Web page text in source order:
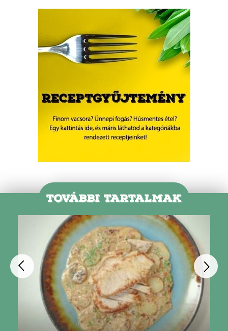
TOVÁBBI TARTALMAK